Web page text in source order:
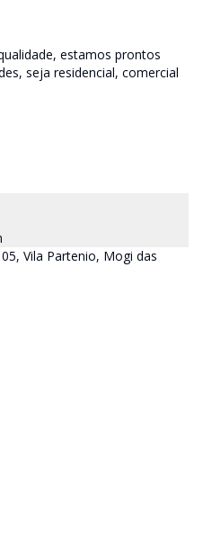
estamos prontos
seja residencial, comercial
Vila Partenio, Mogi das